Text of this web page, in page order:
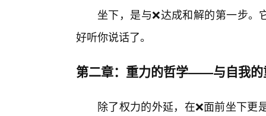
坐下，是与❌达成和解的第一步。
好听你说话了。
第二章：重力的哲学——与自我的
除了权力的外延，在❌面前坐下